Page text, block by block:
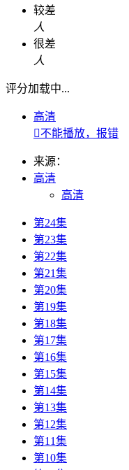
较差
人
很差
人
评分加载中...
高清
不能播放，报错
来源：
高清
高清
第24集
第23集
第22集
第21集
第20集
第19集
第18集
第17集
第16集
第15集
第14集
第13集
第12集
第11集
第10集